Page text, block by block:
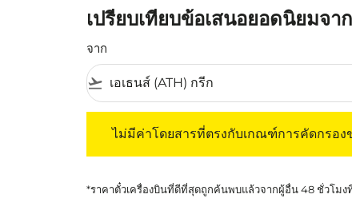
เปรียบเทียบข้อเสนอยอดนิยมจ
จาก
flight_takeoff
ไม่มีค่าโดยสารที่ตรงกับเกณฑ์การคัดกรอ
*ราคาตั๋วเครื่องบินที่ดีที่สุดถูกค้นพบแล้วจากผู้อื่น 48 ชั่วโมง